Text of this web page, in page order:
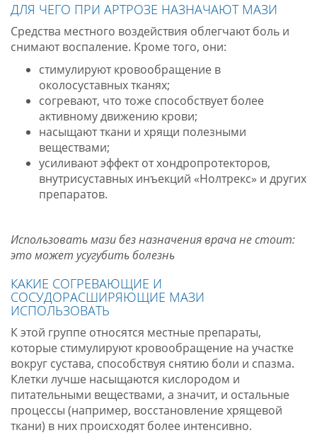
ДЛЯ ЧЕГО ПРИ АРТРОЗЕ НАЗНАЧАЮТ МАЗИ
Средства местного воздействия облегчают боль и
снимают воспаление. Кроме того, они:
стимулируют кровообращение в
околосуставных тканях;
согревают, что тоже способствует более
активному движению крови;
насыщают ткани и хрящи полезными
веществами;
усиливают эффект от хондропротекторов,
внутрисуставных инъекций «Нолтрекс» и других
препаратов.
Использовать мази без назначения врача не стоит:
это может усугубить болезнь
КАКИЕ СОГРЕВАЮЩИЕ И
СОСУДОРАСШИРЯЮЩИЕ МАЗИ
ИСПОЛЬЗОВАТЬ
К этой группе относятся местные препараты,
которые стимулируют кровообращение на участке
вокруг сустава, способствуя снятию боли и спазма.
Клетки лучше насыщаются кислородом и
питательными веществами, а значит, и остальные
процессы (например, восстановление хрящевой
ткани) в них происходят более интенсивно.